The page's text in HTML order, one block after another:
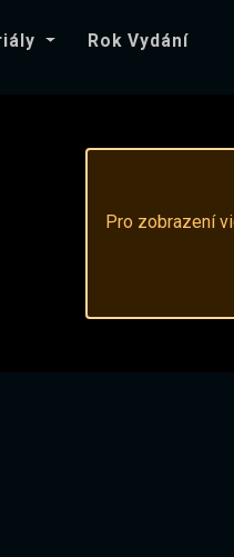
Rok Vydání
Pro zobrazení